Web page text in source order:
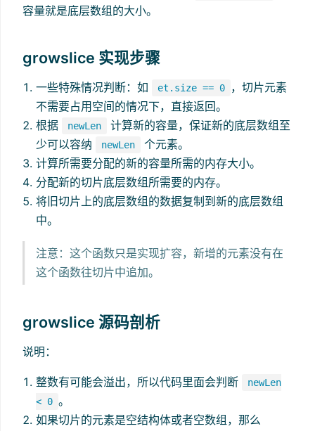
容量就是底层数组的大小。
growslice 实现步骤
一些特殊情况判断：如 et.size == 0
，切片元素
不需要占用空间的情况下，直接返回。
根据
newLen
计算新的容量，保证新的底层数组至
少可以容纳
newLen
个元素。
计算所需要分配的新的容量所需的内存大小。
分配新的切片底层数组所需要的内存。
将旧切片上的底层数组的数据复制到新的底层数组
中。
注意：这个函数只是实现扩容，新增的元素没有在
这个函数往切片中追加。
growslice 源码剖析
说明：
整数有可能会溢出，所以代码里面会判断
newLen
< 0 。
如果切片的元素是空结构体或者空数组，那么